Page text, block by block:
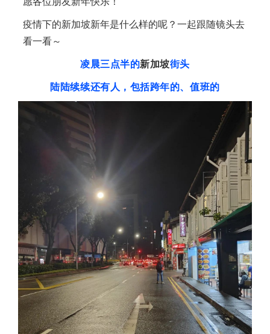
疫情下的新加坡新年是什么样的呢？一起跟随镜头去
看一看～
凌晨三点半的新加坡街头
陆陆续续还有人，包括跨年的、值班的